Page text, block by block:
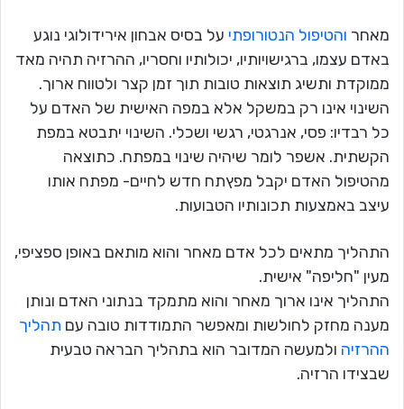
מאחר והטיפול הנטורופתי על בסיס אבחון אירידולוגי נוגע
באדם עצמו, ברגישויותיו, יכולותיו וחסריו, ההרזיה תהיה מאד
ממוקדת ותשיג תוצאות טובות תוך זמן קצר ולטווח ארוך.
השינוי אינו רק במשקל אלא במפה האישית של האדם על
כל רבדיו: פסי, אנרגטי, רגשי ושכלי. השינוי יתבטא במפת
הקשתית. אשפר לומר שיהיה שינוי במפתח. כתוצאה
מהטיפול האדם יקבל מפץתח חדש לחיים- מפתח אותו
עיצב באמצעות תכונותיו הטבועות.
התהליך מתאים לכל אדם מאחר והוא מותאם באופן ספציפי,
מעין "חליפה" אישית.
התהליך אינו ארוך מאחר והוא מתמקד בנתוני האדם ונותן
מענה מחזק לחולשות ומאפשר התמודדות טובה עם תהליך
ההרזיה ולמעשה המדובר הוא בתהליך הבראה טבעית
שבצידו הרזיה.